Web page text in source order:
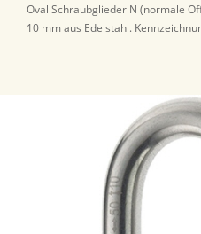
Oval Schraubglieder N (normale
10 mm aus Edelstahl.